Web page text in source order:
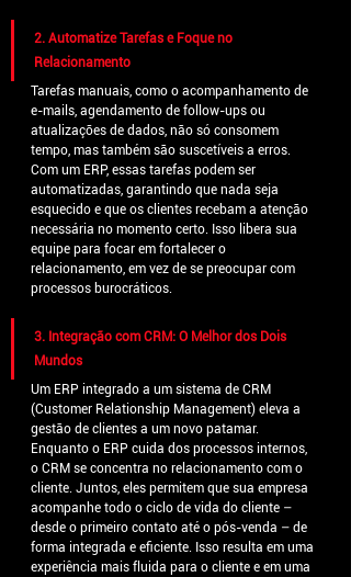
2. Automatize Tarefas e Foque no
Relacionamento
Tarefas manuais, como o acompanhamento de
e-mails, agendamento de follow-ups ou
atualizações de dados, não só consomem
tempo, mas também são suscetíveis a erros.
Com um ERP, essas tarefas podem ser
automatizadas, garantindo que nada seja
esquecido e que os clientes recebam a atenção
necessária no momento certo. Isso libera sua
equipe para focar em fortalecer o
relacionamento, em vez de se preocupar com
processos burocráticos.
3. Integração com CRM: O Melhor dos Dois
Mundos
Um ERP integrado a um sistema de CRM
(Customer Relationship Management) eleva a
gestão de clientes a um novo patamar.
Enquanto o ERP cuida dos processos internos,
o CRM se concentra no relacionamento com o
cliente. Juntos, eles permitem que sua empresa
acompanhe todo o ciclo de vida do cliente –
desde o primeiro contato até o pós-venda – de
forma integrada e eficiente. Isso resulta em uma
experiência mais fluida para o cliente e em uma